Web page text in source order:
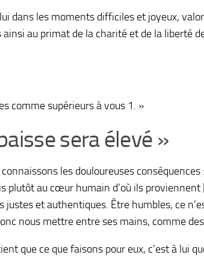
dans les moments difficiles et joyeux,
au primat de la charité et de la liberté
comme supérieurs à vous 1. »
sera élevé »
les douloureuses
plutôt au cœur humain d’où ils
et authentiques. Être humbles, ce
nous mettre entre ses mains, comme
que ce que faisons pour eux, c’est à lui